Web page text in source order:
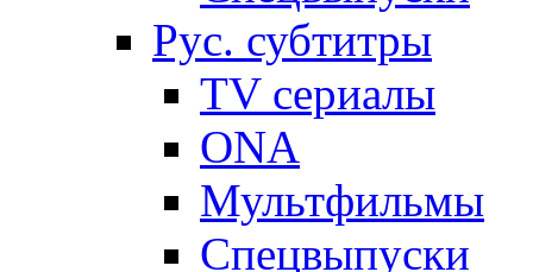
Рус. субтитры
TV сериалы
ONA
Мультфильмы
Спецвыпуски